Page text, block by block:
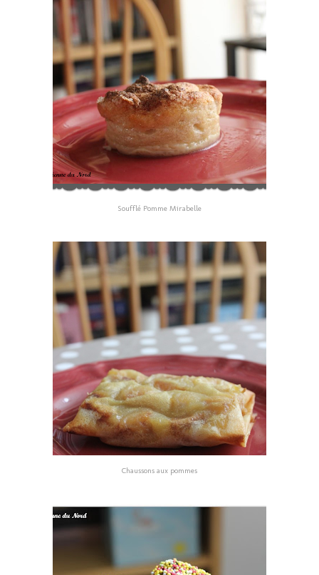
Soufflé Pomme Mirabelle
Chaussons aux pommes